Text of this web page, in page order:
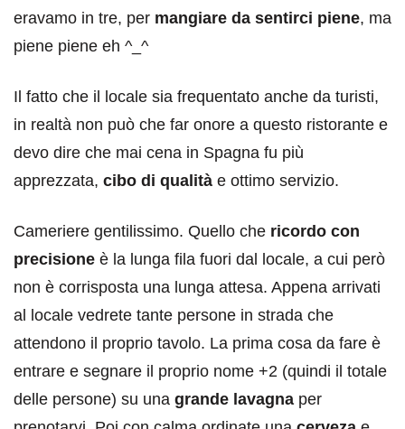
eravamo in tre, per mangiare da sentirci piene, ma
piene piene eh ^_^
Il fatto che il locale sia frequentato anche da turisti,
in realtà non può che far onore a questo ristorante e
devo dire che mai cena in Spagna fu più
apprezzata, cibo di qualità e ottimo servizio.
Cameriere gentilissimo. Quello che ricordo con
precisione è la lunga fila fuori dal locale, a cui però
non è corrisposta una lunga attesa. Appena arrivati
al locale vedrete tante persone in strada che
attendono il proprio tavolo. La prima cosa da fare è
entrare e segnare il proprio nome +2 (quindi il totale
delle persone) su una grande lavagna per